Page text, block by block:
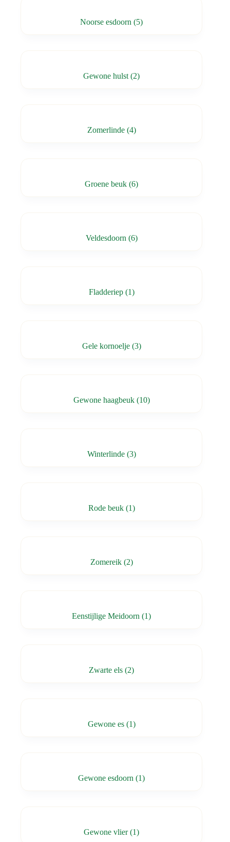
Noorse esdoorn(5)
Gewone hulst(2)
Zomerlinde (4)
Groene beuk(6)
Veldesdoorn (6)
Fladderiep (1)
Gele kornoelje (3)
Gewone haagbeuk (10)
Winterlinde (3)
Rode beuk (1)
Zomereik (2)
Eenstijlige Meidoorn(1)
Zwarte els(2)
Gewone es (1)
Gewone esdoorn(1)
Gewone vlier(1)